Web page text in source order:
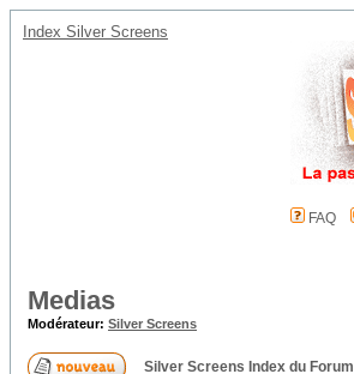
Index Silver Screens
FAQ
Medias
Modérateur: Silver Screens
Silver Screens Index du Forum